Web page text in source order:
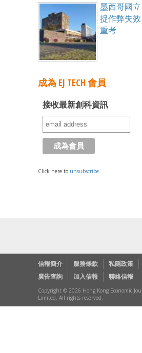
墨西哥國
捉作弊失
重考
成為 EJ TECH 會員
接收最新創科資訊
Click here to unsubscribe
信報簡介 服務條款 私隱政策
廣告查詢
加入信報 聯絡信報
Copyright © 2026 Hong Kong Economic
Limited. All rights reserved.